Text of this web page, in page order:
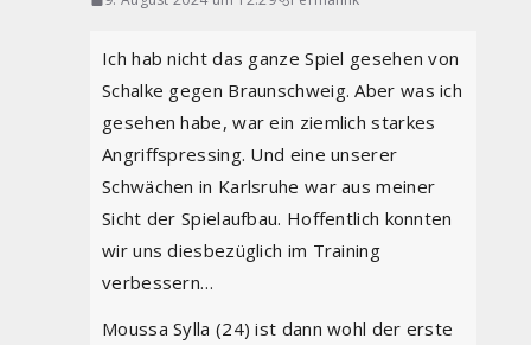
Ich hab nicht das ganze Spiel gesehen von
Schalke gegen Braunschweig. Aber was ich
gesehen habe, war ein ziemlich starkes
Angriffspressing. Und eine unserer
Schwächen in Karlsruhe war aus meiner
Sicht der Spielaufbau. Hoffentlich konnten
wir uns diesbezüglich im Training
verbessern…
Moussa Sylla (24) ist dann wohl der erste